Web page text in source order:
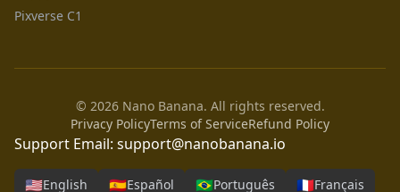
Pixverse C1
© 2026 Nano Banana. All rights reserved.
Privacy PolicyTerms of ServiceRefund Policy
Support Email: support@nanobanana.io
🇺🇸English 🇪🇸Español 🇧🇷Português 🇫🇷Français